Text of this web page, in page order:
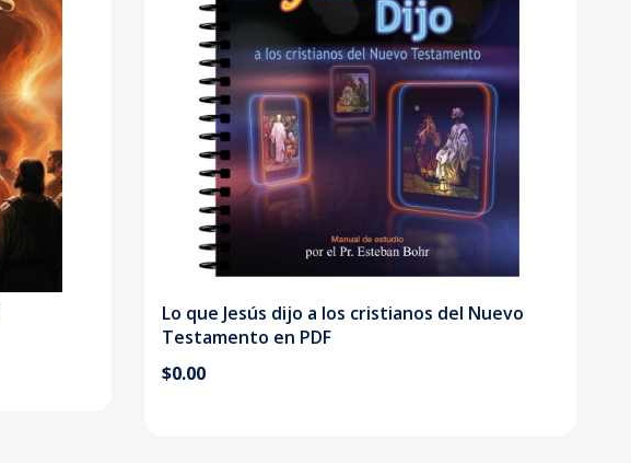
Lo que Jesús dijo a los cristianos del Nuevo
Testamento en PDF
$0.00